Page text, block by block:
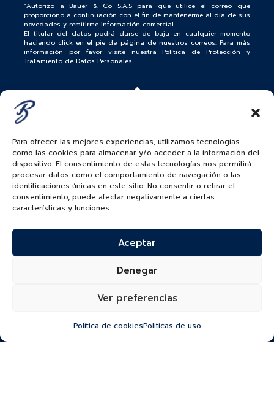
Para ofrecer las mejores experiencias, utilizamos tecnologías
como las cookies para almacenar y/o acceder a la información del
dispositivo. El consentimiento de estas tecnologías nos permitirá
procesar datos como el comportamiento de navegación o las
identificaciones únicas en este sitio. No consentir o retirar el
consentimiento, puede afectar negativamente a ciertas
características y funciones.
Aceptar
Denegar
Ver preferencias
Política de cookiesPoliticas de uso
“Autorizo a Bauer & Co S.A.S para que utilice el correo que
proporciono a continuación con el fin de mantenerme al día de sus
novedades y remitirme información comercial.
El titular del datos podrá darse de baja en cualquier momento
haciendo click en el pie de página de nuestros correos. Para más
información por favor visite nuestra Política de Protección y
Tratamiento de Datos Personales
ROLEX
RELOJES PATEK PHILIPPE
RELOJERÍA
ALTA JOYERIA
MATRIMONIOS
ACCESORIOS
MI CUENTA
SIGUENOS EN
BAUER & CO SAS. TODOS LOS DERECHOS